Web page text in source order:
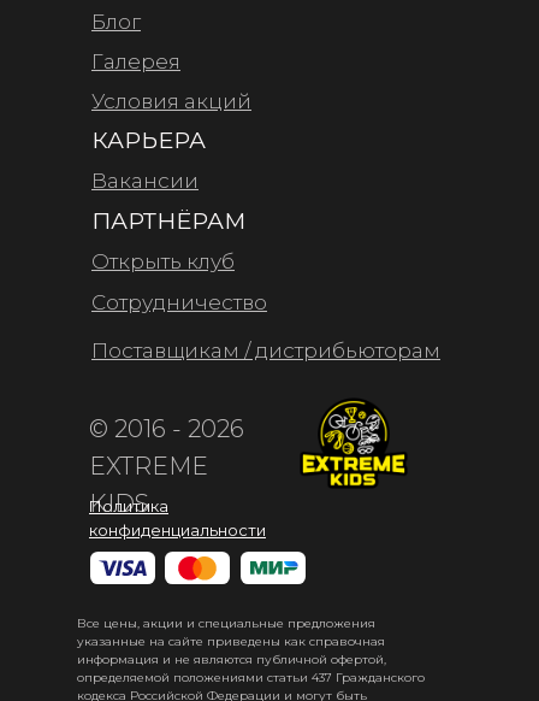
КАРЬЕРА
ПАРТНЁРАМ
Вакансии
Открыть клуб
© 2016 - 2026
EXTREME
KIDS
Блог
Галерея
Все цены, акции и специальные предложения
указанные на сайте приведены как справочная
информация и не являются публичной офертой,
определяемой положениями статьи 437 Гражданского
кодекса Российской Федерации и могут быть
Политика
конфиденциальности
Условия акций
Сотрудничество
Поставщикам / дистрибьюторам